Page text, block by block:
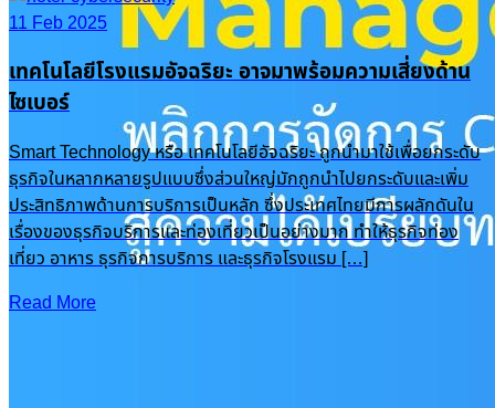
11 Feb 2025
เทคโนโลยีโรงแรมอัจฉริยะ อาจมาพร้อมความเสี่ยงด้าน
ไซเบอร์
Smart Technology หรือ เทคโนโลยีอัจฉริยะ ถูกนำมาใช้เพื่อยกระดับ
ธุรกิจในหลากหลายรูปแบบซึ่งส่วนใหญ่มักถูกนำไปยกระดับและเพิ่ม
ประสิทธิภาพด้านการบริการเป็นหลัก ซึ่งประเทศไทยมีการผลักดันใน
เรื่องของธุรกิจบริการและท่องเที่ยวเป็นอย่างมาก ทำให้ธุรกิจท่อง
เที่ยว อาหาร ธุรกิจการบริการ และธุรกิจโรงแรม […]
Read More